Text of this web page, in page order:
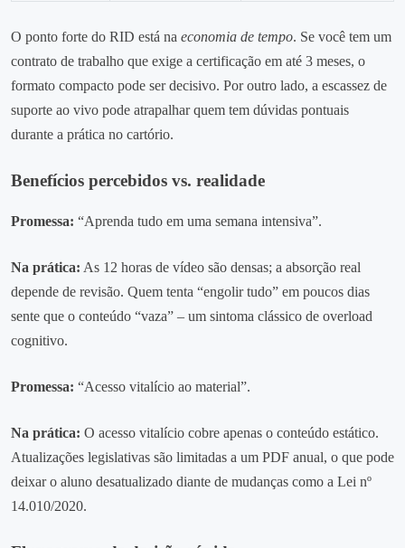
O ponto forte do RID está na economia de tempo. Se você tem um
contrato de trabalho que exige a certificação em até 3 meses, o
formato compacto pode ser decisivo. Por outro lado, a escassez de
suporte ao vivo pode atrapalhar quem tem dúvidas pontuais
durante a prática no cartório.
Benefícios percebidos vs. realidade
Promessa: “Aprenda tudo em uma semana intensiva”.
Na prática: As 12 horas de vídeo são densas; a absorção real
depende de revisão. Quem tenta “engolir tudo” em poucos dias
sente que o conteúdo “vaza” – um sintoma clássico de overload
cognitivo.
Promessa: “Acesso vitalício ao material”.
Na prática: O acesso vitalício cobre apenas o conteúdo estático.
Atualizações legislativas são limitadas a um PDF anual, o que pode
deixar o aluno desatualizado diante de mudanças como a Lei nº
14.010/2020.